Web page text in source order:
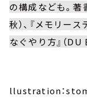
の構成なども。著
秋）、『メモリー
なぐやり方』（DU
llustration：